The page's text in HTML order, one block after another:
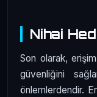
Nihai
Son olarak,
güvenliğini
önlemlerdendir.